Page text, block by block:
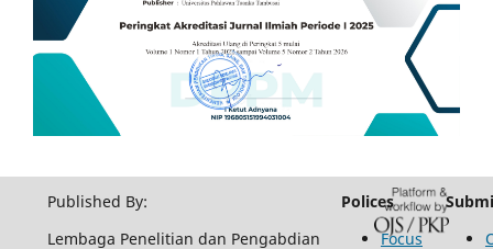
Published By:
Lembaga Penelitian dan Pengabdian
Polices
Focus